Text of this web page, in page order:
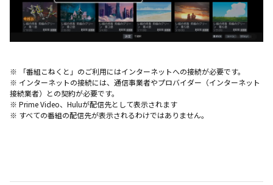
※ 「番組こねくと」のご利用にはインターネットへの接続が必要です。
※ インターネットの接続には、通信事業者やプロバイダー（インターネット
接続業者）との契約が必要です。
※ Prime Video、Huluが配信先として表示されます
※ すべての番組の配信先が表示されるわけではありません。